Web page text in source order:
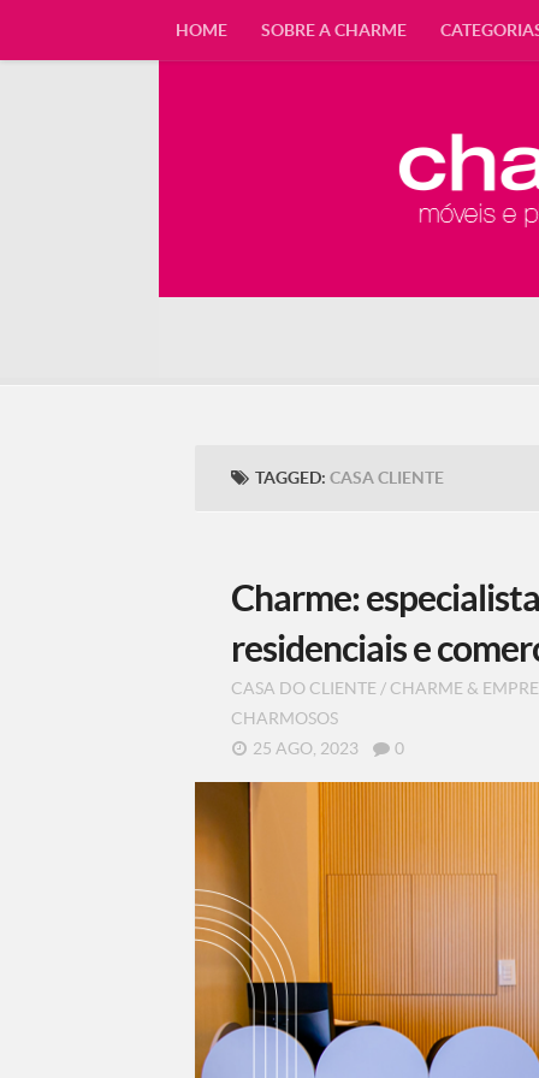
HOME SOBRE A CHARME
TAGGED: CASA CLIENTE
Charme:
residenciais e
CASA DO CLIENTE / CHARME &
CHARMOSOS
25 AGO, 2023
0